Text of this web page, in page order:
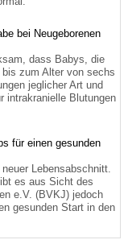
bei Neugeborenen
dass Babys, die
zum Alter von sechs
jeglicher Art und
intrakranielle Blutungen
für einen gesunden
Lebensabschnitt.
es aus Sicht des
e.V. (BVKJ) jedoch
gesunden Start in den